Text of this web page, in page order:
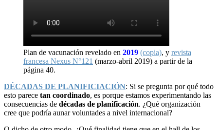
Plan de vacunación revelado en 2019 (copia), y revista
francesa Nexus N°121 (marzo-abril 2019) a partir de la
página 40.
DÉCADAS DE PLANIFICIACIÓN: Si se pregunta por qué todo
esto parece tan coordinado, es porque estamos experimentando las
consecuencias de décadas de planificación. ¿Qué organización
cree que podría aunar voluntades a nivel internacional?